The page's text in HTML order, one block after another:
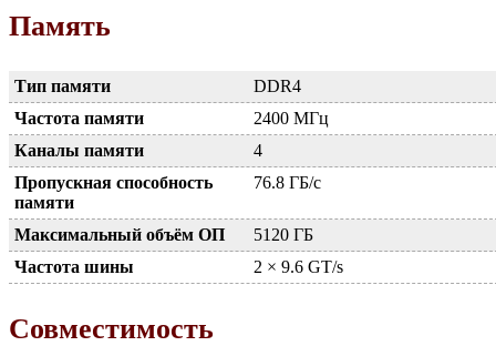
Память
Тип памяти
DDR4
Частота памяти
2400 МГц
Каналы памяти
4
Пропускная способность
памяти
76.8 ГБ/с
Максимальный объём ОП
5120 ГБ
Частота шины
2 × 9.6 GT/s
Совместимость